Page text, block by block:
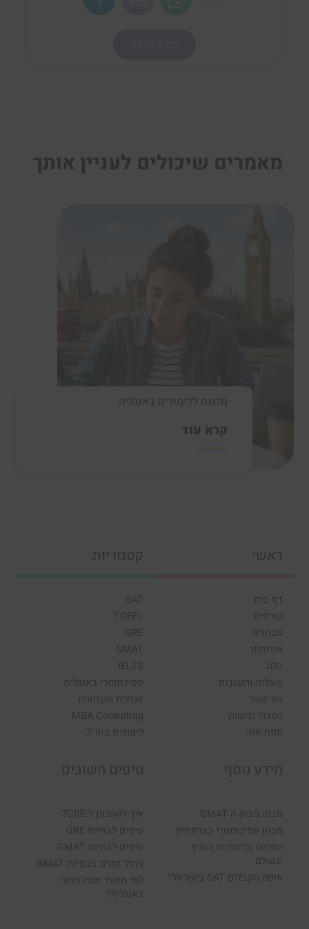
מאמרים שיכולים לעניין אותך
מלגות ללימודים באנגליה
קרא עוד
ראשי
דף בית
קורסים
מבחנים
אודותינו
בלוג
שאלות ותשובות
צור קשר
הסדרי נגישות
מפת אתר
קטגוריות
SAT
TOEFL
GRE
GMAT
IELTS
פסיכומטרי באנגלית
אנגלית מקצועית
MBA Consulting
לימודים בחו"ל
מידע נוסף
מבנה מבחן ה-GMAT
מבחן פסיכומטרי בצרפתית
הצלחה בלימודים בארץ
ובעולם
איפה מקבלים SAT בישראל?
טיפים חשובים
איך להתכונן ל-GRE?
טיפים לבחינת GRE
טיפים לבחינת GMAT
ניהול זמנים בבחינת GMAT
למי מיועד פסיכומטרי
באנגלית?